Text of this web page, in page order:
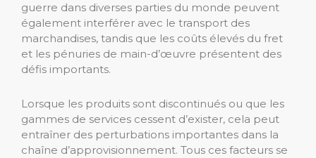
guerre dans diverses parties du monde peuvent
également interférer avec le transport des
marchandises, tandis que les coûts élevés du fret
et les pénuries de main-d’œuvre présentent des
défis importants.
Lorsque les produits sont discontinués ou que les
gammes de services cessent d’exister, cela peut
entraîner des perturbations importantes dans la
chaîne d’approvisionnement. Tous ces facteurs se